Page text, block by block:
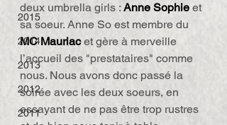
2015
2014
2013
2012
2011
deux umbrella girls : Anne Sophie et
sa soeur. Anne So est membre du
MC Mauriac et gère à merveille
l’accueil des "prestataires" comme
nous. Nous avons donc passé la
soirée avec les deux soeurs, en
essayant de ne pas être trop rustres